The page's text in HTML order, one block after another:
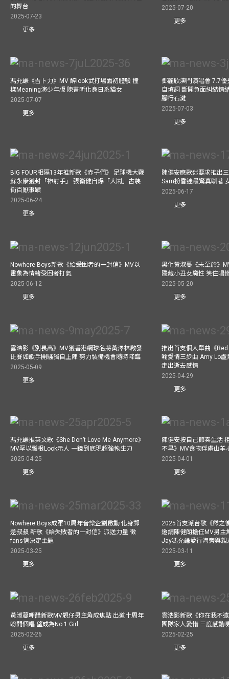
的舞台
2025-07-23
更多
2025-07-20
更多
馮允謙《吉卜力》MV 醉look武打場面初體驗 撞
樣Meaning演少年版 陳書昕化身日系貓女
2025-07-07
更多
鄧麗欣澳門演唱會 7.7
自填詞 斷開負面糾結情
腳行石灘
2025-07-03
更多
BIG FOUR相隔13年推新歌《赤子們》 足球機大戰
蘇永康獲封「神射手」 張衞健自爆「大鬧」古裝
街百厭事蹟
2025-06-24
更多
陳健安應歌迷要求推出
Sam扮昏迷最驚真瞓著
2025-06-17
更多
Nowhere Boys新歌《給受困者的一封信》MV以
畫象為情緒受困者打氣
2025-06-12
更多
黑化黃淑蔓《未至於》
隱藏小丑女魔性 笑住唱
2025-05-20
更多
雲浩影《別畏高》MV獲香港網球名將黃澤林啟發
比賽如歌手開騷獨自上陣 努力裝備機會隨時降臨
2025-05-09
更多
推出首支個人單曲《
喻愛情三步曲 Amy Lo
走出逝去感情
2025-04-29
更多
馮允謙推英文歌《She Don’t Love Me Anymore》
MV罕以鬚根Look示人 一鏡到底現超強執生力
2025-04-25
更多
陳健安按自己節奏生活
不早》MV食物俘虜山羊
2025-04-01
更多
Nowhere Boys成軍10周年音樂企劃啟動 化身郵
差叔叔 新歌《給失敗者的一封信》派送力量 徵
fans信決定主題
2025-03-25
更多
2025首支派台歌《然之
邀請陳健朗擔任MV男主
Jay馮允謙愛行海旁與
2025-03-11
更多
黃淑蔓呷醋新歌MV靚仔男主角成焦點 出道十周年
盼開個唱 望成為No.1 Girl
2025-02-26
更多
雲浩影新歌《你在我不
團隊家人愛惜 三度感動
2025-02-25
更多